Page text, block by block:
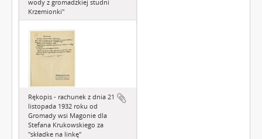
wody z gromadzkiej studni
Krzemionki"
Rękopis - rachunek z dnia 21
listopada 1932 roku od
Gromady wsi Magonie dla
Stefana Krukowskiego za
"składke na linkę"